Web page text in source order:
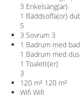
3 Enkelsäng(ar)
1 Bäddsoffa(or)
5
3 Sovrum 3
1 Badrum med
1 Badrum med
1 Toalett(er)
3
120 m² 120 m²
Wifi Wifi